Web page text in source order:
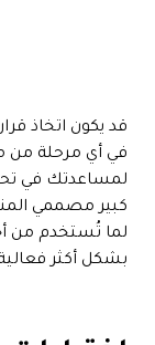
قد يكون اتخاذ
في أي مرحلة من
لمساعدتك في
كبير مصممي
لما تُستخدم من
بشكل أكثر